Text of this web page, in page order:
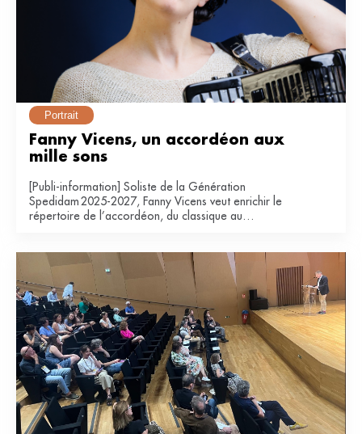
Portrait
Fanny Vicens, un accordéon aux
mille sons
[Publi-information] Soliste de la Génération
Spedidam 2025-2027, Fanny Vicens veut enrichir le
répertoire de l’accordéon, du classique au